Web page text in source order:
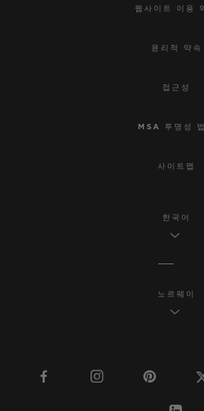
웹사이트 이용
윤리적 약속
접근성
MSA 투명성
사이트맵
한국어
노르웨이